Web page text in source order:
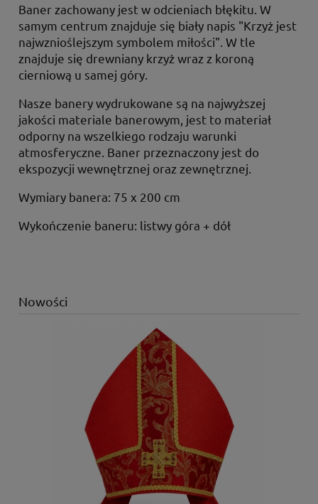
Baner zachowany jest w odcieniach błękitu. W
samym centrum znajduje się biały napis "Krzyż jest
najwznioślejszym symbolem miłości". W tle
znajduje się drewniany krzyż wraz z koroną
cierniową u samej góry.
Nasze banery wydrukowane są na najwyższej
jakości materiale banerowym, jest to materiał
odporny na wszelkiego rodzaju warunki
atmosferyczne. Baner przeznaczony jest do
ekspozycji wewnętrznej oraz zewnętrznej.
Wymiary banera: 75 x 200 cm
Wykończenie baneru: listwy góra + dół
Nowości